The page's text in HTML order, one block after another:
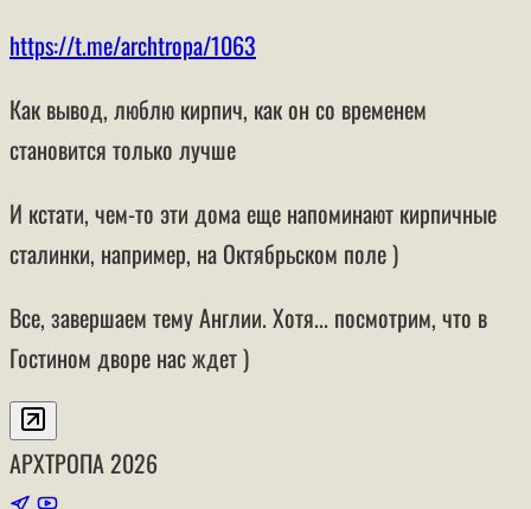
https://t.me/archtropa/1063
Как вывод, люблю кирпич, как он со временем
становится только лучше
И кстати, чем-то эти дома еще напоминают кирпичные
сталинки, например, на Октябрьском поле )
Все, завершаем тему Англии. Хотя... посмотрим, что в
Гостином дворе нас ждет )
АРХТРОПА 2026